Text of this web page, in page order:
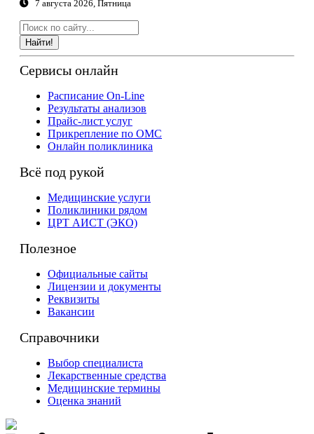
7 августа 2026, Пятница
Найти!
Сервисы онлайн
Расписание On-Line
Результаты анализов
Прайс-лист услуг
Прикрепление по ОМС
Онлайн поликлиника
Всё под рукой
Медицинские услуги
Поликлиники рядом
ЦРТ АИСТ (ЭКО)
Полезное
Официальные сайты
Лицензии и документы
Реквизиты
Вакансии
Справочники
Выбор специалиста
Лекарственные средства
Медицинские термины
Оценка знаний